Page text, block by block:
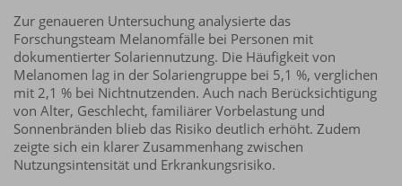
Zur genaueren Untersuchung analysierte das
Forschungsteam Melanomfälle bei Personen mit
dokumentierter Solariennutzung. Die Häufigkeit von
Melanomen lag in der Solariengruppe bei 5,1 %, verglichen
mit 2,1 % bei Nichtnutzenden. Auch nach Berücksichtigung
von Alter, Geschlecht, familiärer Vorbelastung und
Sonnenbränden blieb das Risiko deutlich erhöht. Zudem
zeigte sich ein klarer Zusammenhang zwischen
Nutzungsintensität und Erkrankungsrisiko.